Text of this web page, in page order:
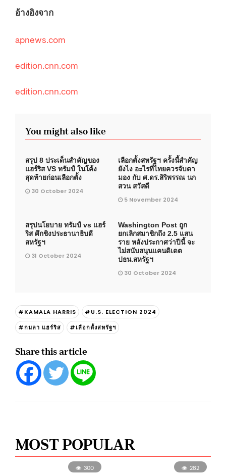
อ้างอิงจาก
apnews.com
edition.cnn.com
edition.cnn.com
You might also like
สรุป 8 ประเด็นสำคัญของ
แฮร์ริส VS ทรัมป์ ในโค้ง
สุดท้ายก่อนเลือกตั้ง
30 October 2024
เลือกตั้งสหรัฐฯ ครั้งนี้สำคัญ
ยังไง อะไรที่ไทยควรจับตา
มอง กับ ศ.ดร.สิริพรรณ นก
สวน สวัสดี
5 November 2024
สรุปนโยบาย ทรัมป์ vs แฮร์
ริส ศึกชิงประธานาธิบดี
สหรัฐฯ
31 October 2024
Washington Post ถูก
ยกเลิกสมาชิกถึง 2.5 แสน
ราย หลังประกาศว่าปีนี้ จะ
ไม่สนับสนุนแคนดิเดต
ปธน.สหรัฐฯ
30 October 2024
#KAMALA HARRIS
#U.S. ELECTION 2024
#กมลา แฮร์ริส
#เลือกตั้งสหรัฐฯ
Share this article
MOST POPULAR
300 282